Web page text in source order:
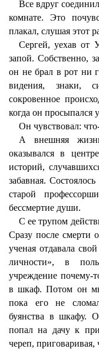
Все вдруг
комнате. Это
плакал, слушая этот
Сергей, уехав от
запой. Собственно,
он не брал в рот ни
видения, знаки,
сокровенное
когда он просыпался
Он чувствовал:
А внешняя
оказывался в
историй,
забавная.
старой
бессмертие души.
С ее трупом
Сразу после смерти
ученая отдавала
личности», в
учреждение почему-
в шкаф. Потом он
пока его не
буянства в шкафу.
попал на дачу к
череп, приговаривая,